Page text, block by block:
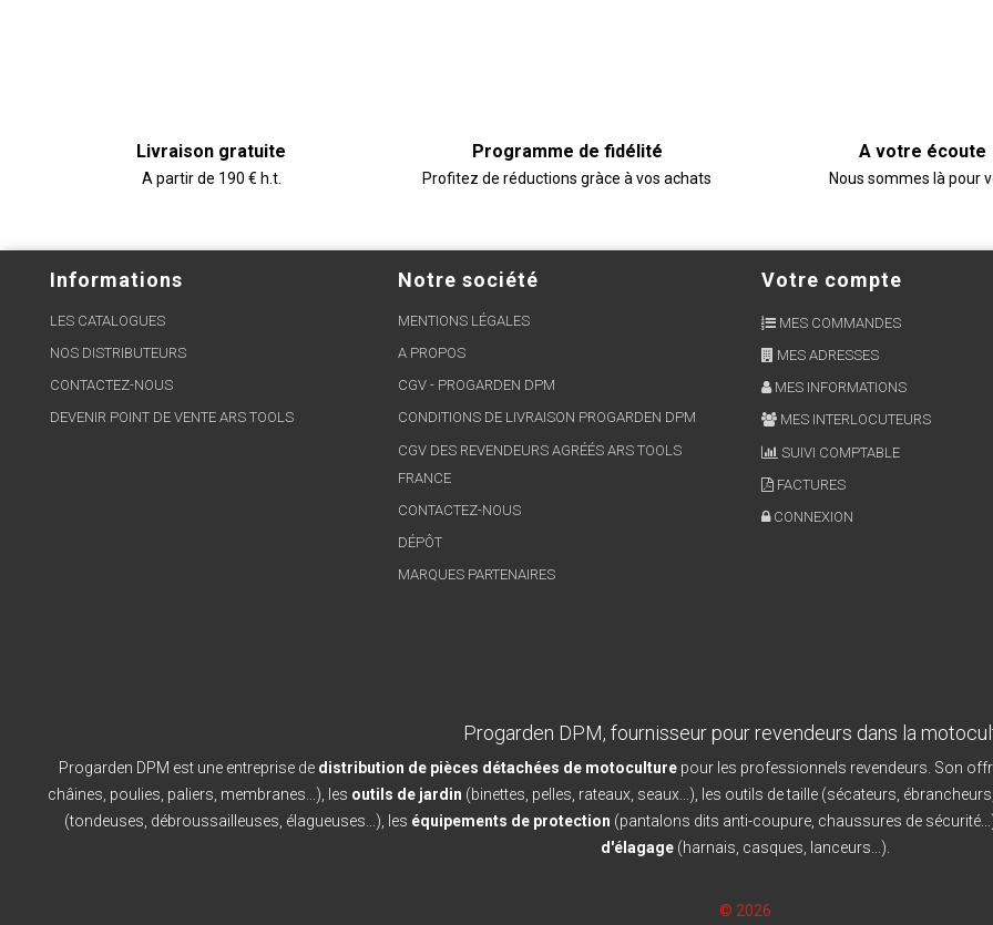
Livraison gratuite
A partir de 190 € h.t.
Programme de fidélité
Profitez de réductions gràce à vos achats
A votre écoute
Nous sommes là pour
Informations
LES CATALOGUES
NOS DISTRIBUTEURS
CONTACTEZ-NOUS
DEVENIR POINT DE VENTE ARS TOOLS
Notre société
MENTIONS LÉGALES
A PROPOS
CGV - PROGARDEN DPM
CONDITIONS DE LIVRAISON PROGARDEN DPM
CGV DES REVENDEURS AGRÉÉS ARS TOOLS
FRANCE
CONTACTEZ-NOUS
DÉPÔT
MARQUES PARTENAIRES
Votre compte
MES COMMANDES
MES ADRESSES
MES INFORMATIONS
MES INTERLOCUTEURS
SUIVI COMPTABLE
FACTURES
CONNEXION
Progarden DPM, fournisseur pour revendeurs dans la
Progarden DPM est une entreprise de distribution de pièces détachées de motoculturepour les professionnels revendeurs. Son
châines, poulies, paliers, membranes...), les outils de jardin (binettes, pelles, rateaux, seaux...), les outils de taille (sécateurs,
(tondeuses, débroussailleuses, élagueuses...), les équipements de protection (pantalons dits anti-coupure, chaussures de
d'élagage(harnais, casques, lanceurs...).
© 2026